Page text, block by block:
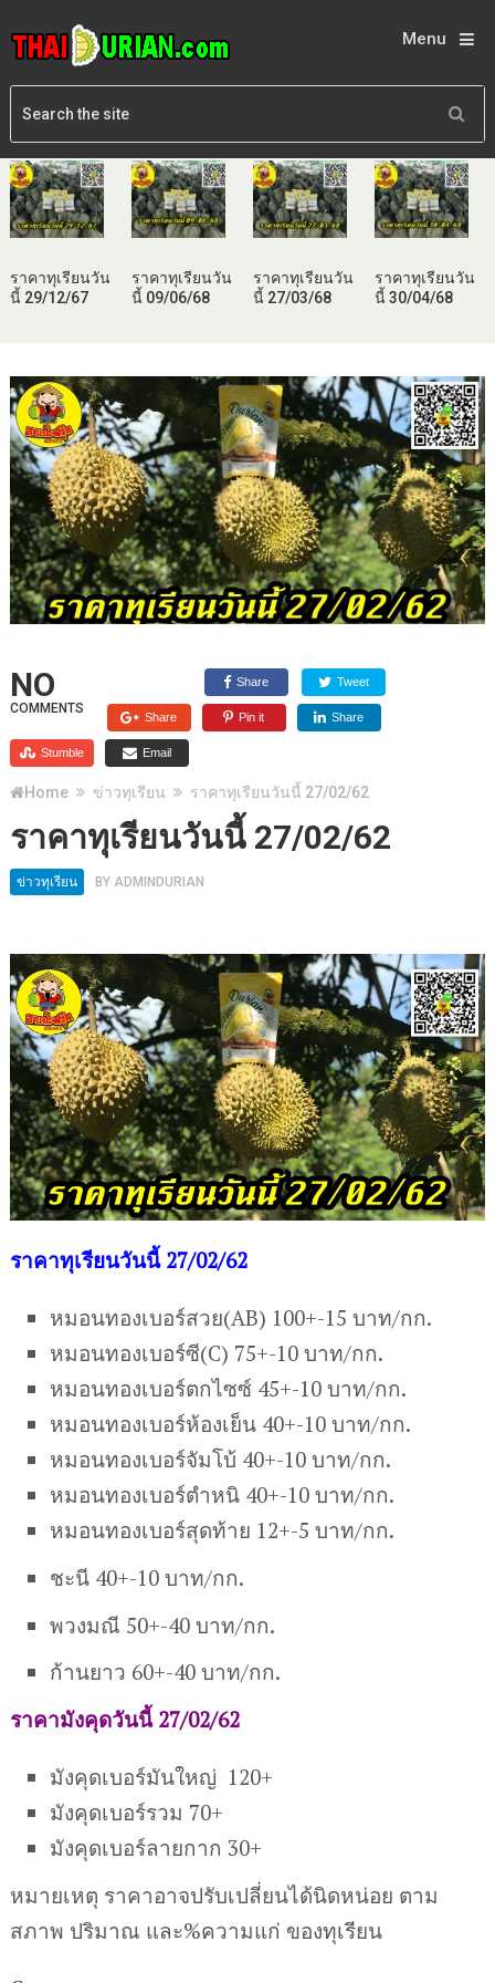
Menu
ราคาทุเรียนวัน
นี้ 29/12/67
ราคาทุเรียนวัน
นี้ 09/06/68
ราคาทุเรียนวัน
นี้ 27/03/68
ราคาทุเรียนวัน
นี้ 30/04/68
NO
COMMENTS
Share Tweet
Share Pin it Share
Stumble Email
Home ข่าวทุเรียน ราคาทุเรียนวันนี้ 27/02/62
ราคาทุเรียนวันนี้ 27/02/62
ข่าวทุเรียน BY ADMINDURIAN
ราคาทุเรียนวันนี้ 27/02/62
หมอนทองเบอร์สวย(AB) 100+-15 บาท/กก.
หมอนทองเบอร์ซี(C) 75+-10 บาท/กก.
หมอนทองเบอร์ตกไซซ์ 45+-10 บาท/กก.
หมอนทองเบอร์ห้องเย็น 40+-10 บาท/กก.
หมอนทองเบอร์จัมโบ้ 40+-10 บาท/กก.
หมอนทองเบอร์ตำหนิ 40+-10 บาท/กก.
หมอนทองเบอร์สุดท้าย 12+-5 บาท/กก.
ชะนี 40+-10 บาท/กก.
พวงมณี 50+-40 บาท/กก.
ก้านยาว 60+-40 บาท/กก.
ราคามังคุดวันนี้ 27/02/62
มังคุดเบอร์มันใหญ่ 120+
มังคุดเบอร์รวม 70+
มังคุดเบอร์ลายกาก 30+
หมายเหตุ ราคาอาจปรับเปลี่ยนได้นิดหน่อย ตาม
สภาพ ปริมาณ และ%ความแก่ ของทุเรียน